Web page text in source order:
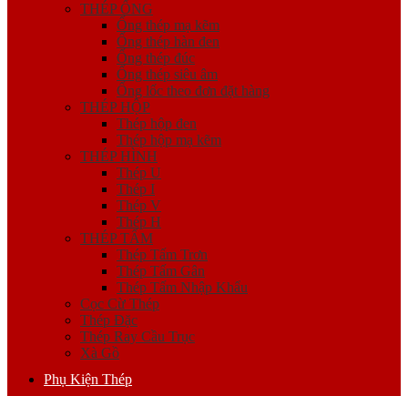
THÉP ỐNG
Ống thép mạ kẽm
Ống thép hàn đen
Ống thép đúc
Ống thép siêu âm
Ống lốc theo đơn đặt hàng
THÉP HỘP
Thép hộp đen
Thép hộp mạ kẽm
THÉP HÌNH
Thép U
Thép I
Thép V
Thép H
THÉP TẤM
Thép Tấm Trơn
Thép Tấm Gân
Thép Tấm Nhập Khẩu
Cọc Cừ Thép
Thép Đặc
Thép Ray Cầu Trục
Xà Gồ
Phụ Kiện Thép